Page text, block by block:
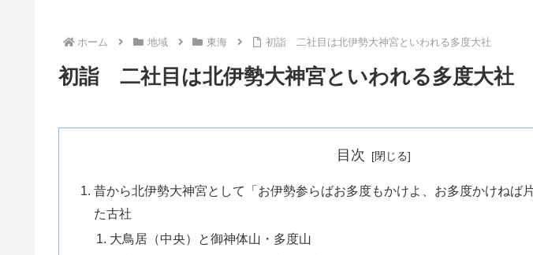
ホーム 地域 東海 初詣 二社目は北伊勢大神宮といわれる多度大社
初詣 二社目は北伊勢大神宮といわれる多度大社
目次
昔から北伊勢大神宮として「お伊勢参らばお多度もかけよ、お多度かけねば
た古社
大鳥居（中央）と御神体山・多度山